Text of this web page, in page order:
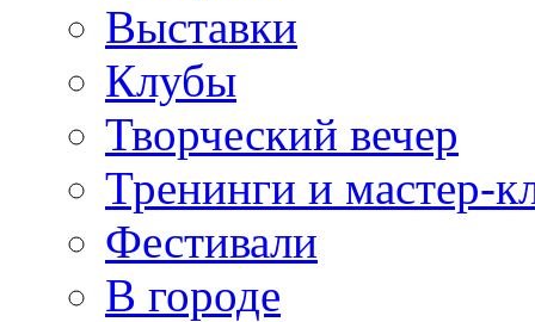
Выставки
Клубы
Творческий вечер
Тренинги и мастер-
Фестивали
В городе